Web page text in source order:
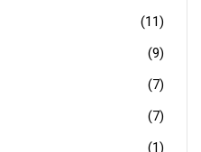
(11)
(9)
(7)
(7)
(1)